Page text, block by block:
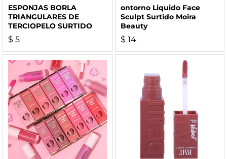
ESPONJAS BORLA
TRIANGULARES DE
TERCIOPELO SURTIDO
$ 5
ontorno Liquido Face
Sculpt Surtido Moira
Beauty
$ 14